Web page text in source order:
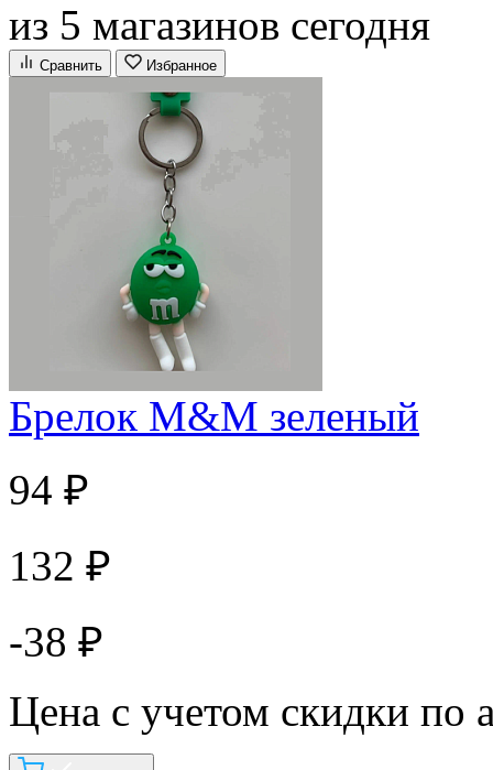
из 5 магазинов сегодня
Сравнить Избранное
Брелок M&M зеленый
94 ₽
132 ₽
-38 ₽
Цена с учетом скидки по